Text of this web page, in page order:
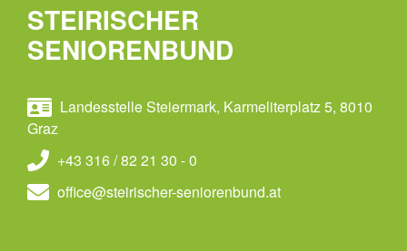
STEIRISCHER
SENIORENBUND
Landesstelle Steiermark, Karmeliterplatz 5, 8010
Graz
+43 316 / 82 21 30 - 0
office@steirischer-seniorenbund.at